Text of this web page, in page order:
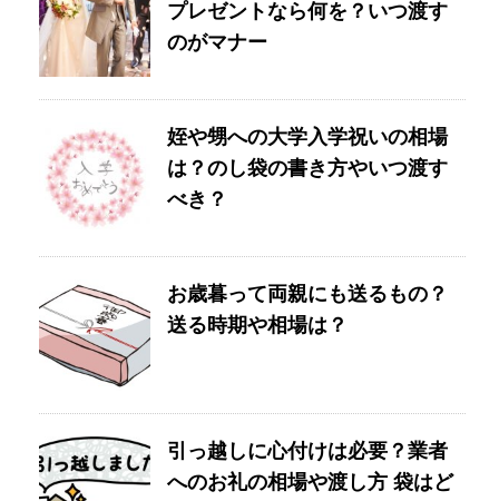
プレゼントなら何を？いつ渡す
のがマナー
姪や甥への大学入学祝いの相場
は？のし袋の書き方やいつ渡す
べき？
お歳暮って両親にも送るもの？
送る時期や相場は？
引っ越しに心付けは必要？業者
へのお礼の相場や渡し方 袋はど